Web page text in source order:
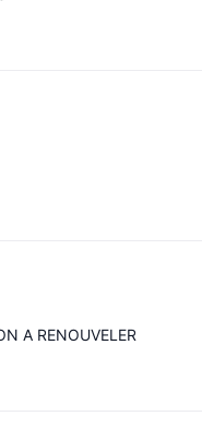
A RENOUVELER